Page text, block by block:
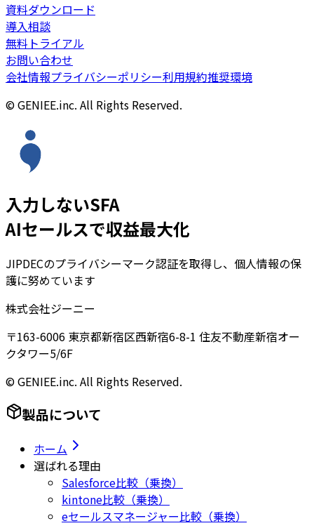
資料ダウンロード
導入相談
無料トライアル
お問い合わせ
会社情報プライバシーポリシー利用規約推奨環境
© GENIEE.inc. All Rights Reserved.
入力しないSFA
AIセールスで収益最大化
JIPDECのプライバシーマーク認証を取得し、個人情報の保
護に努めています
株式会社ジーニー
〒163-6006 東京都新宿区西新宿6-8-1 住友不動産新宿オー
クタワー5/6F
© GENIEE.inc. All Rights Reserved.
製品について
ホーム
選ばれる理由
Salesforce比較（乗換）
kintone比較（乗換）
eセールスマネージャー比較（乗換）